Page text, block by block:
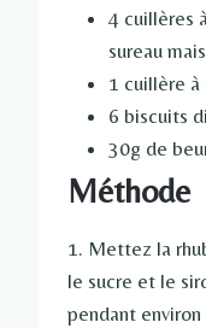
4 cuillères
sureau
1 cuillère
6 biscuits
30g de
Méthode
1. Mettez la
le sucre et le
pendant